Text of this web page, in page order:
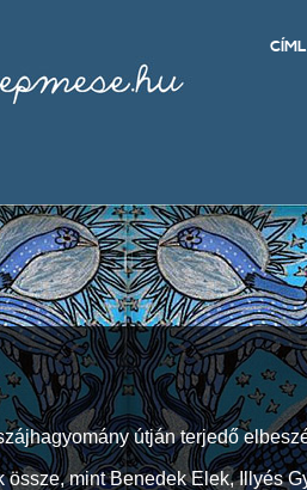
útján terjedő
össze, mint Benedek Elek, Illyés